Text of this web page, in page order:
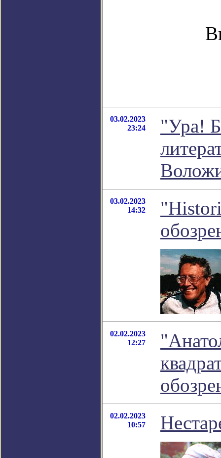
03.02.2023
23:24
"Ура!
03.02.2023
14:32
02.02.2023
12:27
02.02.2023
10:57